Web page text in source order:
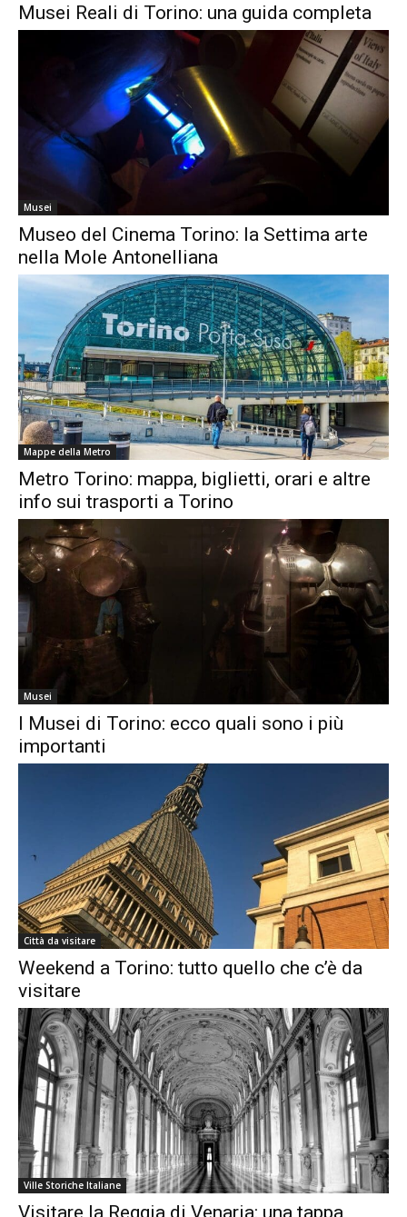
Musei Reali di Torino: una guida completa
Musei
Museo del Cinema Torino: la Settima arte
nella Mole Antonelliana
Mappe della Metro
Metro Torino: mappa, biglietti, orari e altre
info sui trasporti a Torino
Musei
I Musei di Torino: ecco quali sono i più
importanti
Città da visitare
Weekend a Torino: tutto quello che c’è da
visitare
Ville Storiche Italiane
Visitare la Reggia di Venaria: una tappa